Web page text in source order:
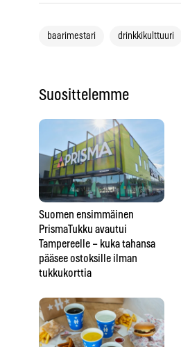
baarimestari drinkkikulttuuri
Suosittelemme
Suomen ensimmäinen
PrismaTukku avautui
Tampereelle – kuka tahansa
pääsee ostoksille ilman
tukkukorttia